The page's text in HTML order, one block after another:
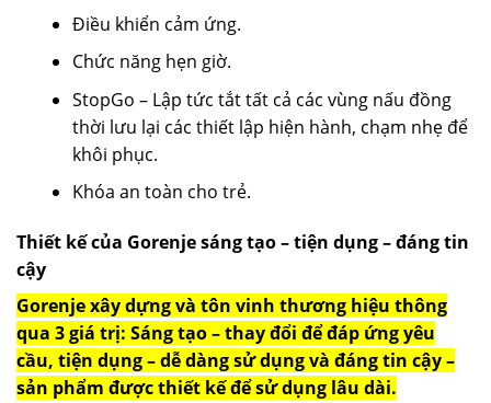
Điều khiển cảm ứng.
Chức năng hẹn giờ.
StopGo – Lập tức tắt tất cả các vùng nấu đồng
thời lưu lại các thiết lập hiện hành, chạm nhẹ để
khôi phục.
Khóa an toàn cho trẻ.
Thiết kế của Gorenje sáng tạo – tiện dụng – đáng tin
cậy
Gorenje xây dựng và tôn vinh thương hiệu thông
qua 3 giá trị: Sáng tạo – thay đổi để đáp ứng yêu
cầu, tiện dụng – dễ dàng sử dụng và đáng tin cậy –
sản phẩm được thiết kế để sử dụng lâu dài.